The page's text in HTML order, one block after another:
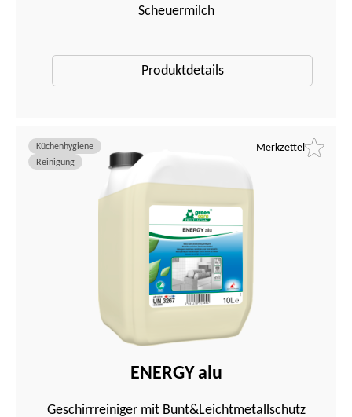
Scheuermilch
Produktdetails
Merkzettel
ENERGY alu
Geschirrreiniger mit Bunt&Leichtmetallschutz
Küchenhygiene
Reinigung